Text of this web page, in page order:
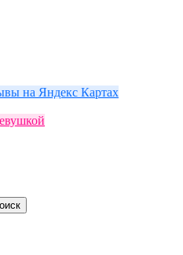
на Яндекс Картах